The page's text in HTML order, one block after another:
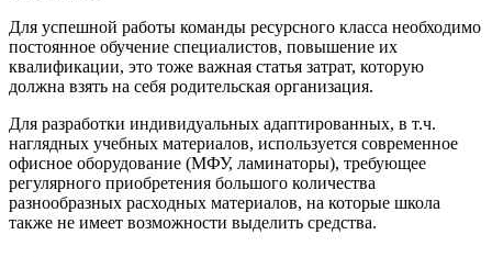
Для успешной работы команды ресурсного класса необходимо
постоянное обучение специалистов, повышение их
квалификации, это тоже важная статья затрат, которую
должна взять на себя родительская организация.
Для разработки индивидуальных адаптированных, в т.ч.
наглядных учебных материалов, используется современное
офисное оборудование (МФУ, ламинаторы), требующее
регулярного приобретения большого количества
разнообразных расходных материалов, на которые школа
также не имеет возможности выделить средства.